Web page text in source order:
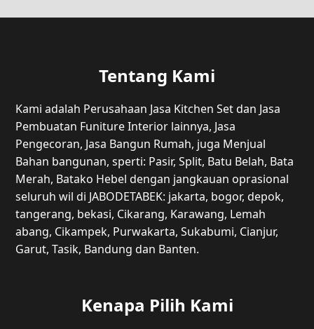
Tentang Kami
Kami adalah Perusahaan Jasa Kitchen Set dan Jasa
Pembuatan Funiture Interior lainnya, Jasa
Pengecoran, Jasa Bangun Rumah, juga Menjual
Bahan bangunan, sperti: Pasir, Split, Batu Belah, Bata
Merah, Batako Hebel dengan jangkauan oprasional
seluruh wil di JABODETABEK: jakarta, bogor, depok,
tangerang, bekasi, Cikarang, Karawang, Lemah
abang, Cikampek, Purwakarta, Sukabumi, Cianjur,
Garut, Tasik, Bandung dan Banten.
Kenapa Pilih Kami